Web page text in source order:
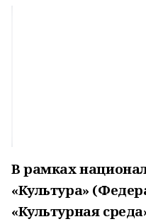
В рамках
«Культура»
«Культурная